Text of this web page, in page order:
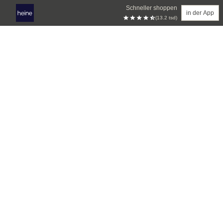
Schneller shoppen
(13.2 tsd)
in der App